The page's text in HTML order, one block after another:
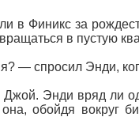
в Финикс за
в пустую
— спросил Энди,
Энди вряд ли
обойдя вокруг